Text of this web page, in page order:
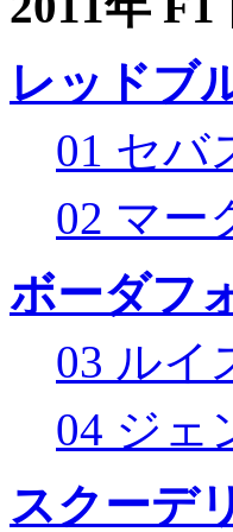
レッドブ
01 セバ
02 マー
ボーダフ
03 ルイ
04 ジェ
スクーデ